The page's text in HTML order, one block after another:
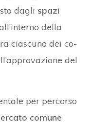
dagli spazi
della
ciascuno dei co-
del
per percorso
comune